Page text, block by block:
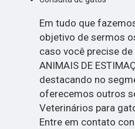
Em tudo que
objetivo de sermos
caso você precise de
ANIMAIS DE
destacando no
oferecemos outros
Veterinários para
Entre em contato